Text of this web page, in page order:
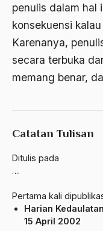
penulis dalam hal
konsekuensi
Karenanya,
secara terbuka
memang benar,
Catatan Tulisan
Ditulis pada
…
Pertama kali
Harian
15 April 2002
Alumni Sayid Al-Maliki
Alvin W. Gouldner
Amangkurat
Amar Ma'ruf Nahi
Ambivalen
Amerika
amerika latin
amerika serikat